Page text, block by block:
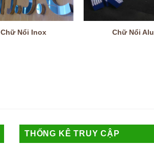
Chữ Nổi Inox Chữ Nổi Alu
THỐNG KÊ TRUY CẬP